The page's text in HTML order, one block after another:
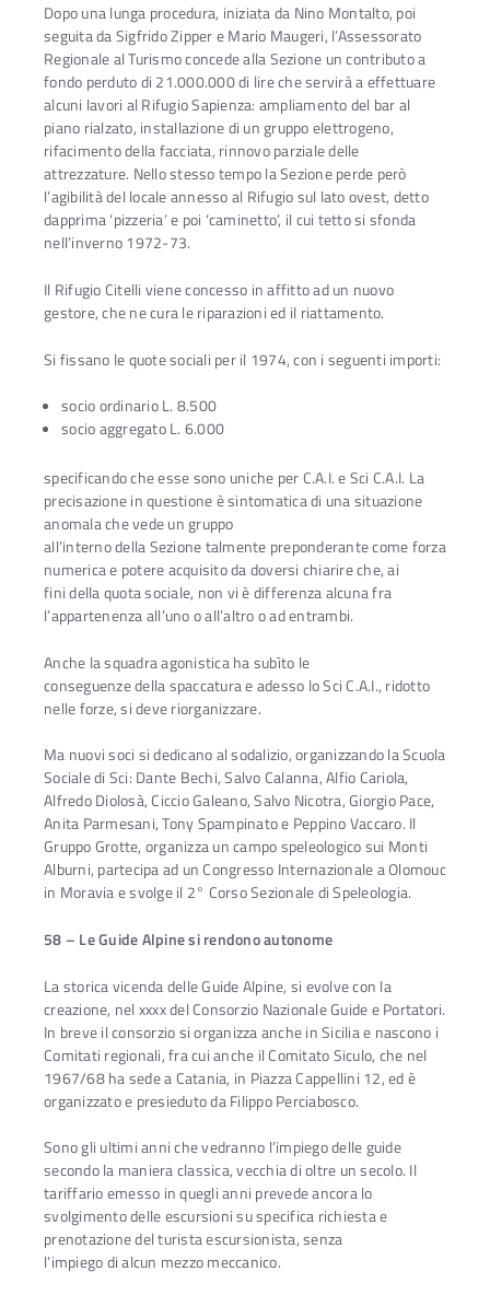
Dopo una lunga procedura, iniziata da Nino Montalto, poi
seguita da Sigfrido Zipper e Mario Maugeri, l’Assessorato
Regionale al Turismo concede alla Sezione un contributo a
fondo perduto di 21.000.000 di lire che servirà a effettuare
alcuni lavori al Rifugio Sapienza: ampliamento del bar al
piano rialzato, installazione di un gruppo elettrogeno,
rifacimento della facciata, rinnovo parziale delle
attrezzature. Nello stesso tempo la Sezione perde però
l’agibilità del locale annesso al Rifugio sul lato ovest, detto
dapprima ‘pizzeria’ e poi ‘caminetto’, il cui tetto si sfonda
nell’inverno 1972-73.
Il Rifugio Citelli viene concesso in affitto ad un nuovo
gestore, che ne cura le riparazioni ed il riattamento.
Si fissano le quote sociali per il 1974, con i seguenti importi:
socio ordinario L. 8.500
socio aggregato L. 6.000
specificando che esse sono uniche per C.A.I. e Sci C.A.I. La
precisazione in questione è sintomatica di una situazione
anomala che vede un gruppo
all’interno della Sezione talmente preponderante come forza
numerica e potere acquisito da doversi chiarire che, ai
fini della quota sociale, non vi è differenza alcuna fra
l’appartenenza all’uno o all’altro o ad entrambi.
Anche la squadra agonistica ha subìto le
conseguenze della spaccatura e adesso lo Sci C.A.I., ridotto
nelle forze, si deve riorganizzare.
Ma nuovi soci si dedicano al sodalizio, organizzando la Scuola
Sociale di Sci: Dante Bechi, Salvo Calanna, Alfio Cariola,
Alfredo Diolosà, Ciccio Galeano, Salvo Nicotra, Giorgio Pace,
Anita Parmesani, Tony Spampinato e Peppino Vaccaro. Il
Gruppo Grotte, organizza un campo speleologico sui Monti
Alburni, partecipa ad un Congresso Internazionale a Olomouc
in Moravia e svolge il 2° Corso Sezionale di Speleologia.
58 – Le Guide Alpine si rendono autonome
La storica vicenda delle Guide Alpine, si evolve con la
creazione, nel xxxx del Consorzio Nazionale Guide e Portatori.
In breve il consorzio si organizza anche in Sicilia e nascono i
Comitati regionali, fra cui anche il Comitato Siculo, che nel
1967/68 ha sede a Catania, in Piazza Cappellini 12, ed è
organizzato e presieduto da Filippo Perciabosco.
Sono gli ultimi anni che vedranno l’impiego delle guide
secondo la maniera classica, vecchia di oltre un secolo. Il
tariffario emesso in quegli anni prevede ancora lo
svolgimento delle escursioni su specifica richiesta e
prenotazione del turista escursionista, senza
l’impiego di alcun mezzo meccanico.